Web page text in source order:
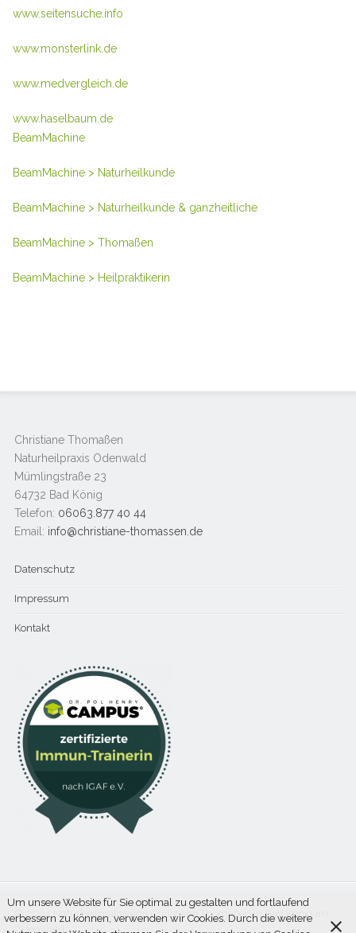
www.seitensuche.info
www.monsterlink.de
www.medvergleich.de
www.haselbaum.de
BeamMachine
BeamMachine > Naturheilkunde
BeamMachine > Naturheilkunde & ganzheitliche
BeamMachine > Thomaßen
BeamMachine > Heilpraktikerin
Christiane Thomaßen
Naturheilpraxis Odenwald
Mümlingstraße 23
64732 Bad König
Telefon: 06063.877 40 44
Email: info@christiane-thomassen.de
Datenschutz
Impressum
Kontakt
© 2024 Naturheilpraktikerin Christiane Thomaßen in Bad König im
Odenwald
Um unsere Website für Sie optimal zu gestalten und fortlaufend
verbessern zu können, verwenden wir Cookies. Durch die weitere